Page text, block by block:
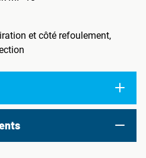
et côté refoulement,